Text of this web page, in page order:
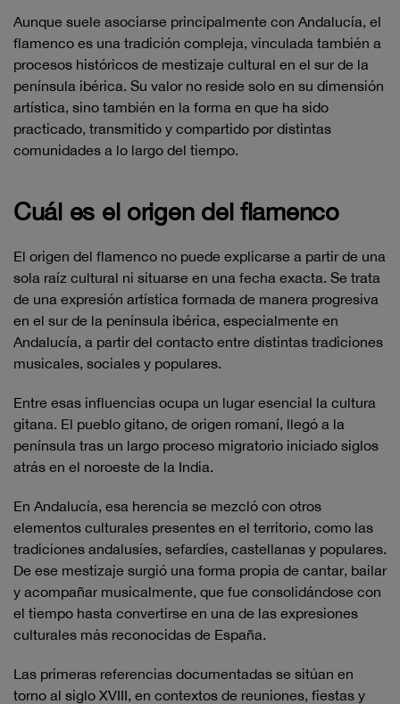
Aunque suele asociarse principalmente con Andalucía, el
flamenco es una tradición compleja, vinculada también a
procesos históricos de mestizaje cultural en el sur de la
península ibérica. Su valor no reside solo en su dimensión
artística, sino también en la forma en que ha sido
practicado, transmitido y compartido por distintas
comunidades a lo largo del tiempo.
Cuál es el origen del flamenco
El origen del flamenco no puede explicarse a partir de una
sola raíz cultural ni situarse en una fecha exacta. Se trata
de una expresión artística formada de manera progresiva
en el sur de la península ibérica, especialmente en
Andalucía, a partir del contacto entre distintas tradiciones
musicales, sociales y populares.
Entre esas influencias ocupa un lugar esencial la cultura
gitana. El pueblo gitano, de origen romaní, llegó a la
península tras un largo proceso migratorio iniciado siglos
atrás en el noroeste de la India.
En Andalucía, esa herencia se mezcló con otros
elementos culturales presentes en el territorio, como las
tradiciones andalusíes, sefardíes, castellanas y populares.
De ese mestizaje surgió una forma propia de cantar, bailar
y acompañar musicalmente, que fue consolidándose con
el tiempo hasta convertirse en una de las expresiones
culturales más reconocidas de España.
Las primeras referencias documentadas se sitúan en
torno al siglo XVIII, en contextos de reuniones, fiestas y